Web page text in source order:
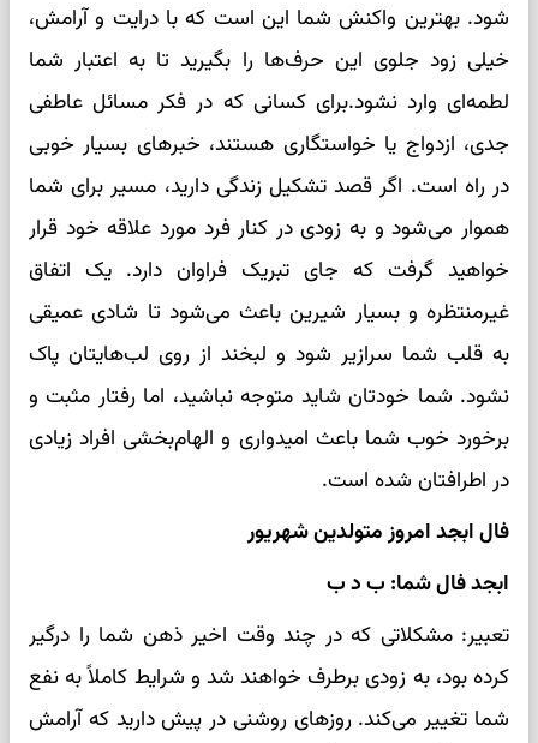
شود. بهترین واکنش شما این است که با درایت و آرامش،
خیلی زود جلوی این حرف‌ها را بگیرید تا به اعتبار شما
لطمه‌ای وارد نشود.برای کسانی که در فکر مسائل عاطفی
جدی، ازدواج یا خواستگاری هستند، خبرهای بسیار خوبی
در راه است. اگر قصد تشکیل زندگی دارید، مسیر برای شما
هموار می‌شود و به زودی در کنار فرد مورد علاقه خود قرار
خواهید گرفت که جای تبریک فراوان دارد. یک اتفاق
غیرمنتظره و بسیار شیرین باعث می‌شود تا شادی عمیقی
به قلب شما سرازیر شود و لبخند از روی لب‌هایتان پاک
نشود. شما خودتان شاید متوجه نباشید، اما رفتار مثبت و
برخورد خوب شما باعث امیدواری و الهام‌بخشی افراد زیادی
در اطرافتان شده است.
فال ابجد امروز متولدین شهریور
ابجد فال شما: ب د ب
تعبیر: مشکلاتی که در چند وقت اخیر ذهن شما را درگیر
کرده بود، به زودی برطرف خواهند شد و شرایط کاملاً به نفع
شما تغییر می‌کند. روزهای روشنی در پیش دارید که آرامش